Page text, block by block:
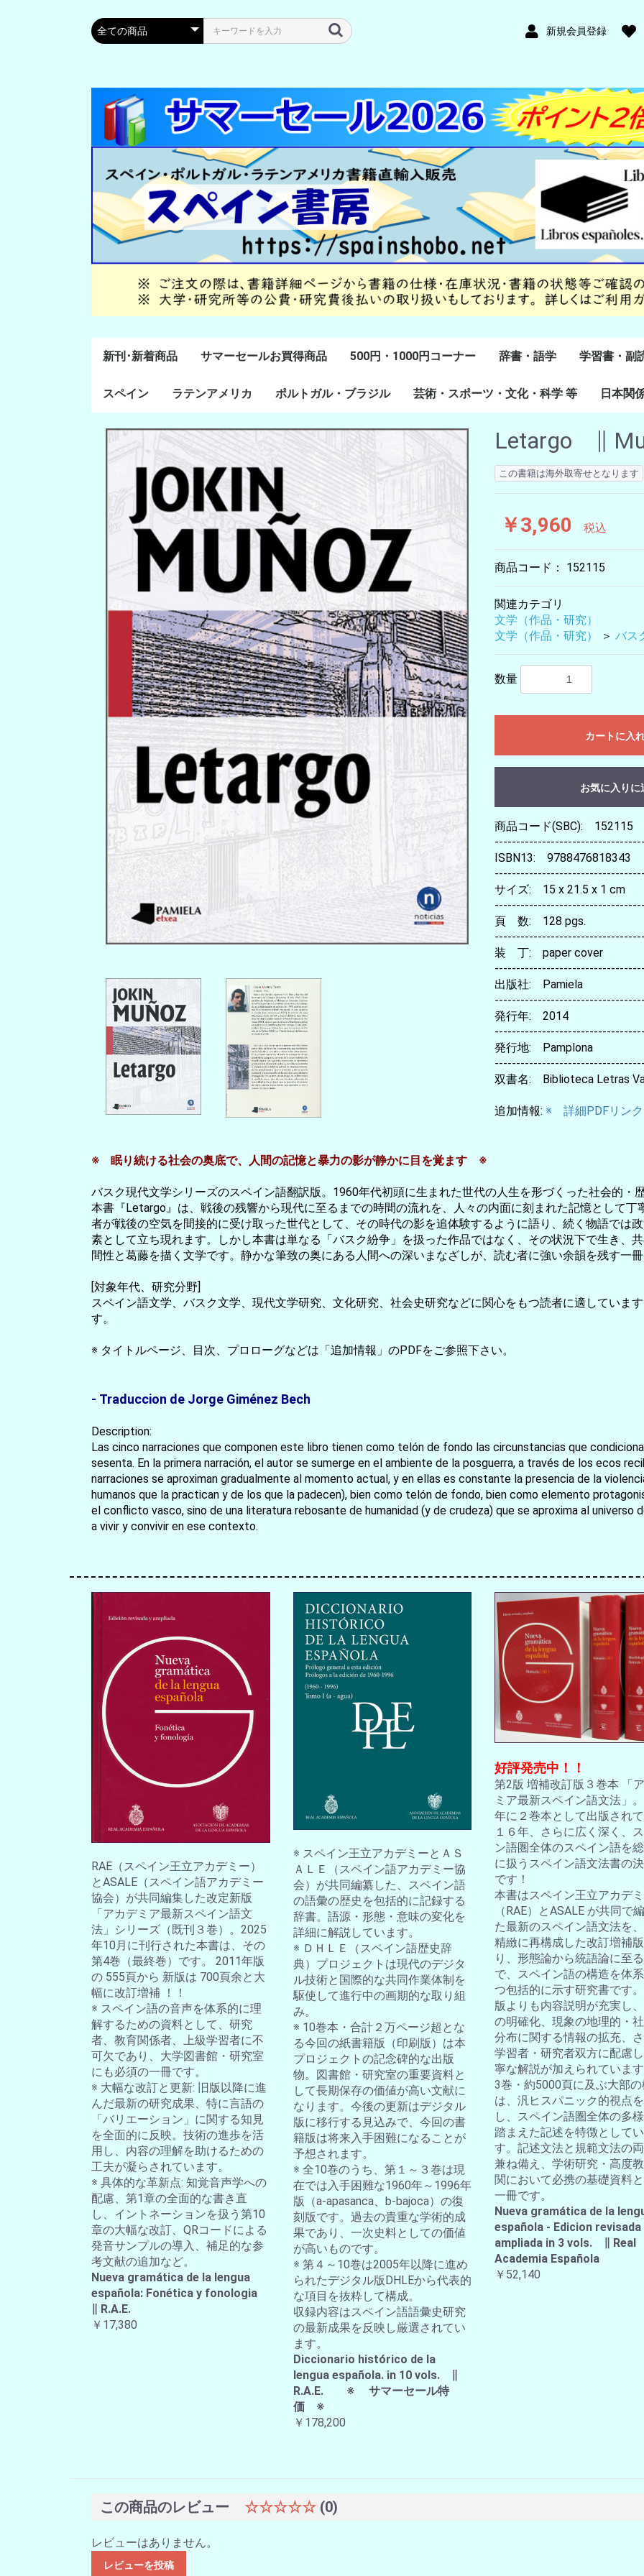
新規会員登録
新刊･新着商品 サマーセールお買得商品 500円・1000円コーナー 辞書・語学
スペイン語
ポルトガル語
Lenguas Ibericas
Lenguas Indigenas
スペインの教科書
その他
学習書・副
学習教材
副読本教材
絵本・児童
スペイン
通史・全般
８～１５世紀
１６～１８世紀
１８世紀末～２０世紀
前半
20世紀後半以降
ラテンアメリカ
ラテン・アメリカ全般
メキシコ研究
中米・カリブ研究
キューバ研究
南米諸国
ペルー研究
チリ研究
アルゼンチン研究
ポルトガル・ブラジル
ポルトガル研究
ブラジル研究
芸術・スポーツ・文化・科学 等
美術
音楽・舞踊
スポーツ
演劇・映画
料理・食文化
マンガ・コミック
その他
日本関
Letargo ∥
この書籍は海外取寄せとなります
￥3,960 税込
商品コード： 152115
関連カテゴリ
文学（作品・研究）
文学（作品・研究）
＞ バス
数量
カートに入
お気に入りに
商品コード(SBC): 152115
-----------------------------------
ISBN13: 9788476818343
-----------------------------------
サイズ: 15 x 21.5 x 1 cm
-----------------------------------
頁 数: 128 pgs.
-----------------------------------
装 丁: paper cover
-----------------------------------
出版社: Pamiela
-----------------------------------
発行年: 2014
-----------------------------------
発行地: Pamplona
-----------------------------------
双書名: Biblioteca Letras
追加情報: ※ 詳細PDFリンク
※ 眠り続ける社会の奥底で、人間の記憶と暴力の影が静かに目を覚ます ※
バスク現代文学シリーズのスペイン語翻訳版。1960年代初頭に生まれた世代の人生を形づくった社会的・
本書『Letargo』は、戦後の残響から現代に至るまでの時間の流れを、人々の内面に刻まれた記憶として
者が戦後の空気を間接的に受け取った世代として、その時代の影を追体験するように語り、続く物語では
素として立ち現れます。しかし本書は単なる「バスク紛争」を扱った作品ではなく、その状況下で生き、
間性と葛藤を描く文学です。静かな筆致の奥にある人間への深いまなざしが、読む者に強い余韻を残す一冊
[対象年代、研究分野]
スペイン語文学、バスク文学、現代文学研究、文化研究、社会史研究などに関心をもつ読者に適していま
す。
※ タイトルページ、目次、プロローグなどは「追加情報」のPDFをご参照下さい。
- Traduccion de Jorge Giménez Bech
Description:
Las cinco narraciones que componen este libro tienen como telón de fondo las circunstancias que
sesenta. En la primera narración, el autor se sumerge en el ambiente de la posguerra, a través de los ecos
narraciones se aproximan gradualmente al momento actual, y en ellas es constante la presencia de la
humanos que la practican y de los que la padecen), bien como telón de fondo, bien como elemento
el conflicto vasco, sino de una literatura rebosante de humanidad (y de crudeza) que se aproxima al
a vivir y convivir en ese contexto.
RAE（スペイン王立アカデミー）
とASALE（スペイン語アカデミー
協会）が共同編集した改定新版
「アカデミア最新スペイン語文
法」シリーズ（既刊３巻）。2025
年10月に刊行された本書は、その
第4巻（最終巻）です。 2011年版
の 555頁から 新版は 700頁余と大
幅に改訂増補 ！！
※ スペイン語の音声を体系的に理
解するための資料として、研究
者、教育関係者、上級学習者に不
可欠であり、大学図書館・研究室
にも必須の一冊です。
※ 大幅な改訂と更新: 旧版以降に進
んだ最新の研究成果、特に言語の
「バリエーション」に関する知見
を全面的に反映。技術の進歩を活
用し、内容の理解を助けるための
工夫が凝らされています。
※ 具体的な革新点: 知覚音声学への
配慮、第1章の全面的な書き直
し、イントネーションを扱う第10
章の大幅な改訂、QRコードによる
発音サンプルの導入、補足的な参
考文献の追加など。
Nueva gramática de la lengua
española: Fonética y fonologia
∥ R.A.E.
￥17,380
※ スペイン王立アカデミーとＡＳ
ＡＬＥ（スペイン語アカデミー協
会）が共同編纂した、スペイン語
の語彙の歴史を包括的に記録する
辞書。語源・形態・意味の変化を
詳細に解説しています。
※ ＤＨＬＥ（スペイン語歴史辞
典）プロジェクトは現代のデジタ
ル技術と国際的な共同作業体制を
駆使して進行中の画期的な取り組
み。
※ 10巻本・合計２万ページ超とな
る今回の紙書籍版（印刷版）は本
プロジェクトの記念碑的な出版
物。図書館・研究室の重要資料と
して長期保存の価値が高い文献に
なります。今後の更新はデジタル
版に移行する見込みで、今回の書
籍版は将来入手困難になることが
予想されます。
※ 全10巻のうち、第１～３巻は現
在では入手困難な1960年～1996年
版（a-apasanca、b-bajoca）の復
刻版です。過去の貴重な学術的成
果であり、一次史料としての価値
が高いものです。
※ 第４～10巻は2005年以降に進め
られたデジタル版DHLEから代表的
な項目を抜粋して構成。
収録内容はスペイン語語彙史研究
の最新成果を反映し厳選されてい
ます。
Diccionario histórico de la
lengua española. in 10 vols. ∥
R.A.E. ※ サマーセール特
価 ※
￥178,200
好評発売中！！
第2版 増補改訂版３巻本 「
ミア最新スペイン語文法」
年に２巻本として出版され
１６年、さらに広く深く、
ン語圏全体のスペイン語を
に扱うスペイン語文法書の
です！
本書はスペイン王立アカデ
（RAE）とASALE が共同で
た最新のスペイン語文法を
精緻に再構成した改訂増補
り、形態論から統語論に至る
で、スペイン語の構造を体
つ包括的に示す研究書です
版よりも内容説明が充実し
の明確化、現象の地理的・
分布に関する情報の拡充、
学習者・研究者双方に配慮
寧な解説が加えられていま
3巻・約5000頁に及ぶ大部
は、汎ヒスパニック的視点
し、スペイン語圏全体の多
踏まえた記述を特徴としてい
す。記述文法と規範文法の
兼ね備え、学術研究・高度
関において必携の基礎資料
一冊です。
Nueva gramática de la
española - Edicion revisada
ampliada in 3 vols. ∥ Real
Academia Española
￥52,140
この商品のレビュー ☆☆☆☆☆ (0)
レビューはありません。
レビューを投稿